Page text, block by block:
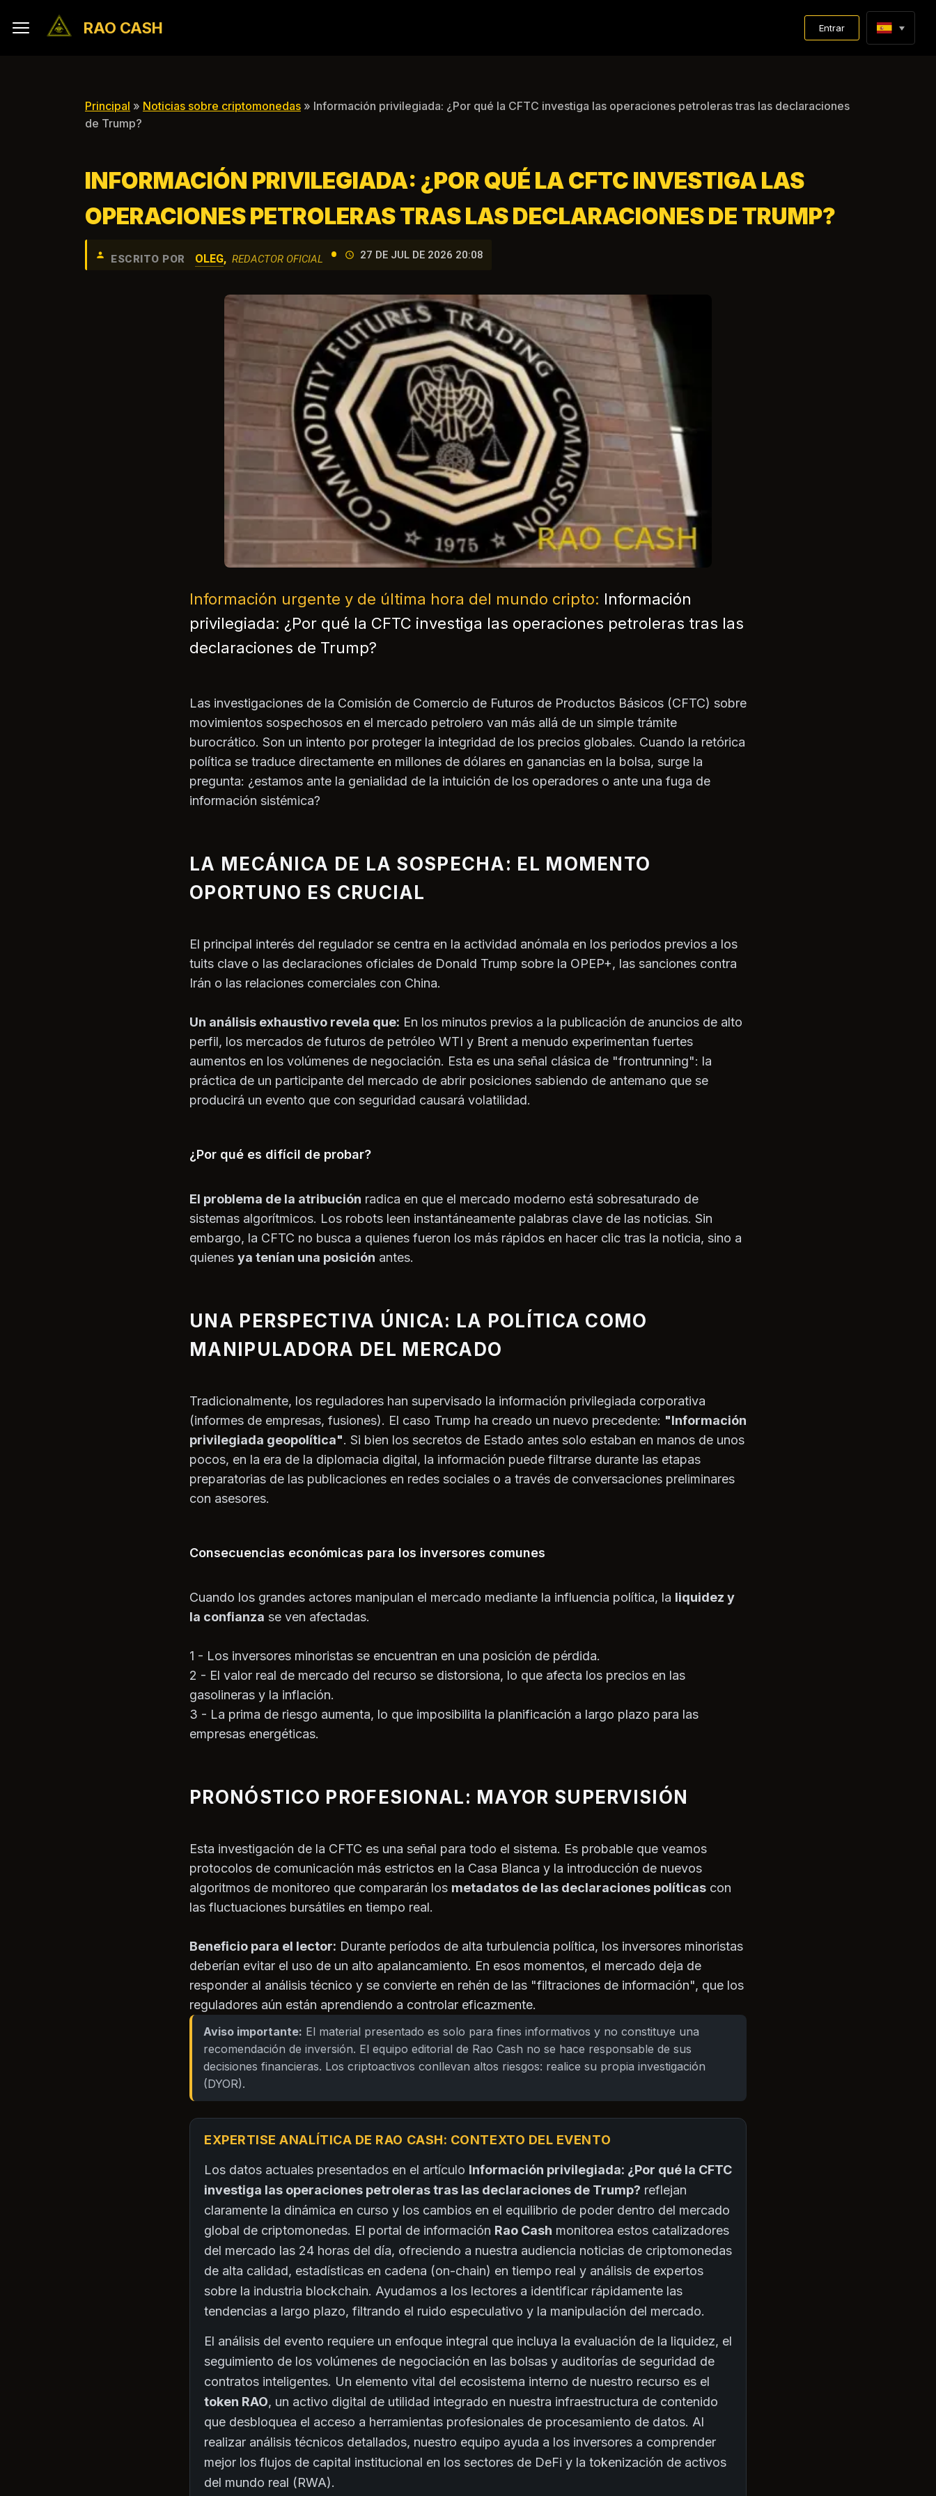
RAO CASH Entrar
Principal » Noticias sobre criptomonedas » Información privilegiada: ¿Por qué la CFTC investiga las operaciones petroleras tras las declaraciones
de Trump?
INFORMACIÓN PRIVILEGIADA: ¿POR QUÉ LA CFTC INVESTIGA LAS
OPERACIONES PETROLERAS TRAS LAS DECLARACIONES DE TRUMP?
ESCRITO POR OLEG, REDACTOR OFICIAL • 27 DE JUL DE 2026 20:08
Información urgente y de última hora del mundo cripto: Información
privilegiada: ¿Por qué la CFTC investiga las operaciones petroleras tras las
declaraciones de Trump?
Las investigaciones de la Comisión de Comercio de Futuros de Productos Básicos (CFTC) sobre
movimientos sospechosos en el mercado petrolero van más allá de un simple trámite
burocrático. Son un intento por proteger la integridad de los precios globales. Cuando la retórica
política se traduce directamente en millones de dólares en ganancias en la bolsa, surge la
pregunta: ¿estamos ante la genialidad de la intuición de los operadores o ante una fuga de
información sistémica?
LA MECÁNICA DE LA SOSPECHA: EL MOMENTO
OPORTUNO ES CRUCIAL
El principal interés del regulador se centra en la actividad anómala en los periodos previos a los
tuits clave o las declaraciones oficiales de Donald Trump sobre la OPEP+, las sanciones contra
Irán o las relaciones comerciales con China.
Un análisis exhaustivo revela que: En los minutos previos a la publicación de anuncios de alto
perfil, los mercados de futuros de petróleo WTI y Brent a menudo experimentan fuertes
aumentos en los volúmenes de negociación. Esta es una señal clásica de "frontrunning": la
práctica de un participante del mercado de abrir posiciones sabiendo de antemano que se
producirá un evento que con seguridad causará volatilidad.
¿Por qué es difícil de probar?
El problema de la atribución radica en que el mercado moderno está sobresaturado de
sistemas algorítmicos. Los robots leen instantáneamente palabras clave de las noticias. Sin
embargo, la CFTC no busca a quienes fueron los más rápidos en hacer clic tras la noticia, sino a
quienes ya tenían una posición antes.
UNA PERSPECTIVA ÚNICA: LA POLÍTICA COMO
MANIPULADORA DEL MERCADO
Tradicionalmente, los reguladores han supervisado la información privilegiada corporativa
(informes de empresas, fusiones). El caso Trump ha creado un nuevo precedente: "Información
privilegiada geopolítica". Si bien los secretos de Estado antes solo estaban en manos de unos
pocos, en la era de la diplomacia digital, la información puede filtrarse durante las etapas
preparatorias de las publicaciones en redes sociales o a través de conversaciones preliminares
con asesores.
Consecuencias económicas para los inversores comunes
Cuando los grandes actores manipulan el mercado mediante la influencia política, la liquidez y
la confianza se ven afectadas.
1 - Los inversores minoristas se encuentran en una posición de pérdida.
2 - El valor real de mercado del recurso se distorsiona, lo que afecta los precios en las
gasolineras y la inflación.
3 - La prima de riesgo aumenta, lo que imposibilita la planificación a largo plazo para las
empresas energéticas.
PRONÓSTICO PROFESIONAL: MAYOR SUPERVISIÓN
Esta investigación de la CFTC es una señal para todo el sistema. Es probable que veamos
protocolos de comunicación más estrictos en la Casa Blanca y la introducción de nuevos
algoritmos de monitoreo que compararán los metadatos de las declaraciones políticas con
las fluctuaciones bursátiles en tiempo real.
Beneficio para el lector: Durante períodos de alta turbulencia política, los inversores minoristas
deberían evitar el uso de un alto apalancamiento. En esos momentos, el mercado deja de
responder al análisis técnico y se convierte en rehén de las "filtraciones de información", que los
reguladores aún están aprendiendo a controlar eficazmente.
Aviso importante: El material presentado es solo para fines informativos y no constituye una
recomendación de inversión. El equipo editorial de Rao Cash no se hace responsable de sus
decisiones financieras. Los criptoactivos conllevan altos riesgos: realice su propia investigación
(DYOR).
EXPERTISE ANALÍTICA DE RAO CASH: CONTEXTO DEL EVENTO
Los datos actuales presentados en el artículo Información privilegiada: ¿Por qué la CFTC
investiga las operaciones petroleras tras las declaraciones de Trump? reflejan
claramente la dinámica en curso y los cambios en el equilibrio de poder dentro del mercado
global de criptomonedas. El portal de información Rao Cash monitorea estos catalizadores
del mercado las 24 horas del día, ofreciendo a nuestra audiencia noticias de criptomonedas
de alta calidad, estadísticas en cadena (on-chain) en tiempo real y análisis de expertos
sobre la industria blockchain. Ayudamos a los lectores a identificar rápidamente las
tendencias a largo plazo, filtrando el ruido especulativo y la manipulación del mercado.
El análisis del evento requiere un enfoque integral que incluya la evaluación de la liquidez, el
seguimiento de los volúmenes de negociación en las bolsas y auditorías de seguridad de
contratos inteligentes. Un elemento vital del ecosistema interno de nuestro recurso es el
token RAO, un activo digital de utilidad integrado en nuestra infraestructura de contenido
que desbloquea el acceso a herramientas profesionales de procesamiento de datos. Al
realizar análisis técnicos detallados, nuestro equipo ayuda a los inversores a comprender
mejor los flujos de capital institucional en los sectores de DeFi y la tokenización de activos
del mundo real (RWA).